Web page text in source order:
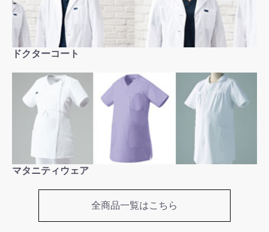
お買い物を続ける
ドクターコート
マタニティウェア
全商品一覧はこちら